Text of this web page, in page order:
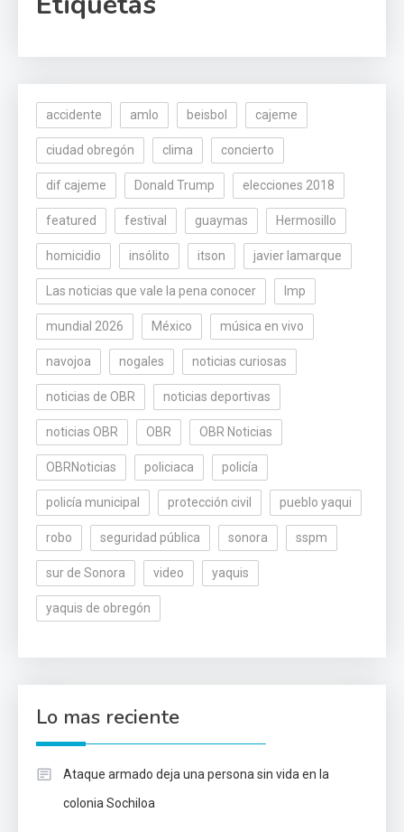
accidente amlo beisbol cajeme
ciudad obregón clima concierto
dif cajeme Donald Trump elecciones 2018
featured festival guaymas Hermosillo
homicidio insólito itson javier lamarque
Las noticias que vale la pena conocer lmp
mundial 2026 México música en vivo
navojoa nogales noticias curiosas
noticias de OBR noticias deportivas
noticias OBR OBR OBR Noticias
OBRNoticias policiaca policía
policía municipal protección civil pueblo yaqui
robo seguridad pública sonora sspm
sur de Sonora video yaquis
yaquis de obregón
Lo mas reciente
Ataque armado deja una persona sin vida en la
colonia Sochiloa